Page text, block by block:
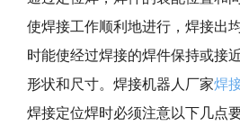
使焊接工作顺利地进行，焊接出
时能使经过焊接的焊件保持或接
形状和尺寸。焊接机器人厂家焊
焊接定位焊时必须注意以下几点